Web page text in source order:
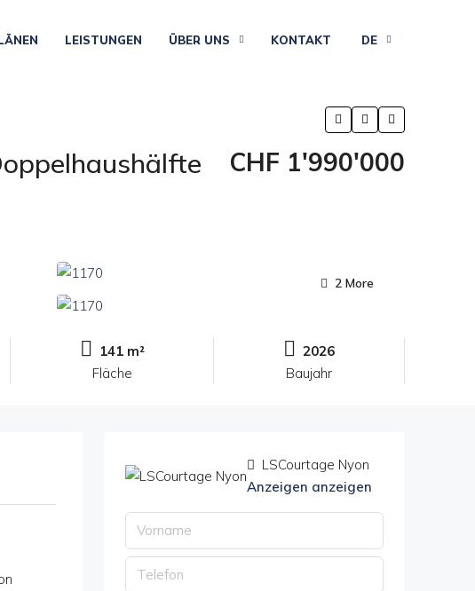
LEISTUNGEN ÜBER UNS KONTAKT DE
CHF 1'990'000
2 More
141 m²
Fläche
2026
Baujahr
LSCourtage Nyon
Anzeigen anzeigen